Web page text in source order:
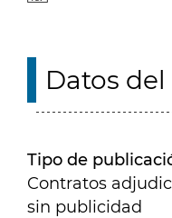
Datos
Tipo de
Contratos
sin publicidad